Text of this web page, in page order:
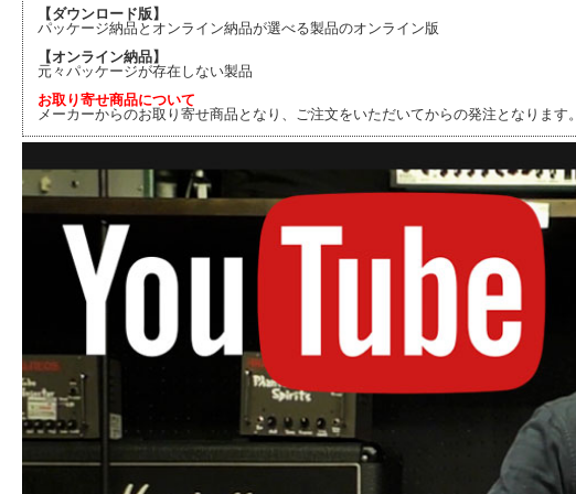
【ダウンロード版】
パッケージ納品とオンライン納品が選べる製品のオンライン版
【オンライン納品】
元々パッケージが存在しない製品
お取り寄せ商品について
メーカーからのお取り寄せ商品となり、ご注文をいただいてからの発注となります。